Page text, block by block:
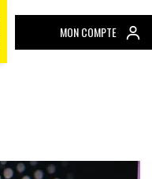
MON COMPTE